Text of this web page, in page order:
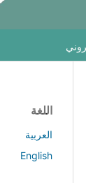
اللغة
العربية
English